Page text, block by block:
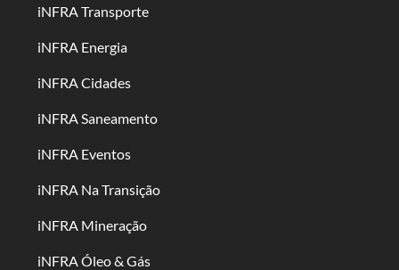
iNFRA Transporte
iNFRA Energia
iNFRA Cidades
iNFRA Saneamento
iNFRA Eventos
iNFRA Na Transição
iNFRA Mineração
iNFRA Óleo & Gás